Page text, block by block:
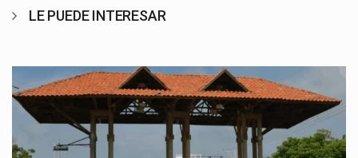
LE PUEDE INTERESAR